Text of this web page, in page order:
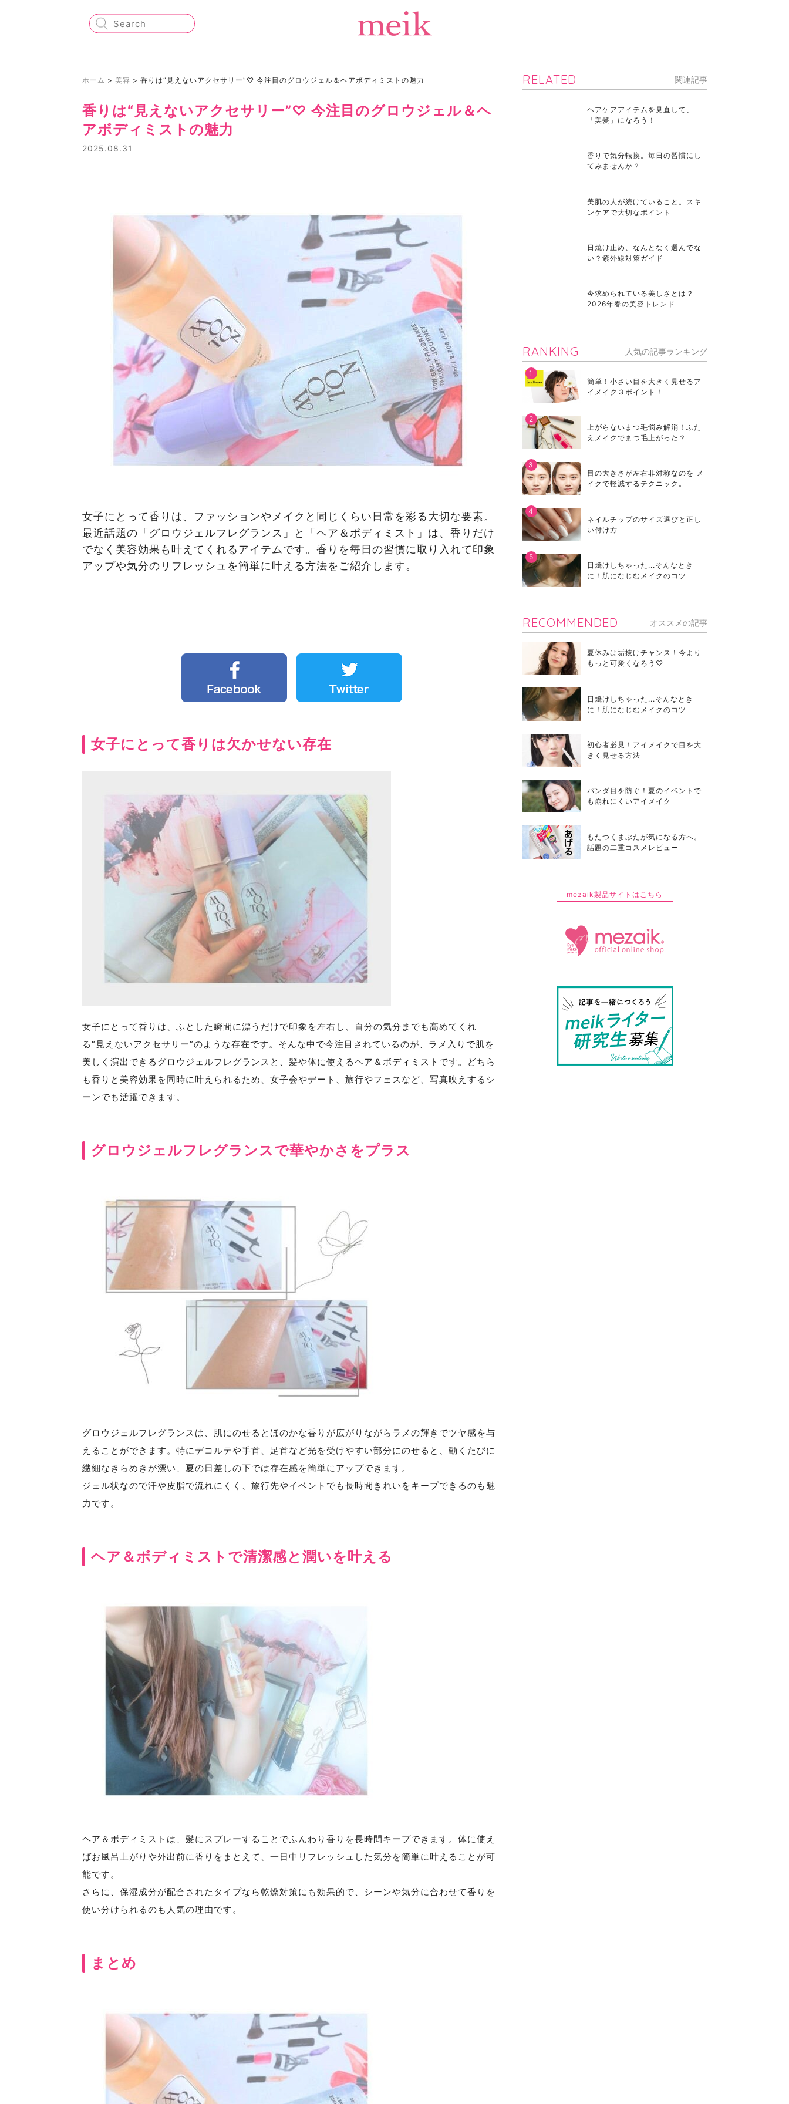
ホーム > 美容 > 香りは“見えないアクセサリー”♡ 今注目のグロウジェル＆ヘアボディミストの魅力
香りは“見えないアクセサリー”♡ 今注目のグロウジェル＆ヘ
アボディミストの魅力
2025.08.31
女子にとって香りは、ファッションやメイクと同じくらい日常を彩る大切な要素。
最近話題の「グロウジェルフレグランス」と「ヘア＆ボディミスト」は、香りだけ
でなく美容効果も叶えてくれるアイテムです。香りを毎日の習慣に取り入れて印象
アップや気分のリフレッシュを簡単に叶える方法をご紹介します。
女子にとって香りは欠かせない存在
女子にとって香りは、ふとした瞬間に漂うだけで印象を左右し、自分の気分までも高めてくれ
る“見えないアクセサリー”のような存在です。そんな中で今注目されているのが、ラメ入りで肌を
美しく演出できるグロウジェルフレグランスと、髪や体に使えるヘア＆ボディミストです。どちら
も香りと美容効果を同時に叶えられるため、女子会やデート、旅行やフェスなど、写真映えするシ
ーンでも活躍できます。
グロウジェルフレグランスで華やかさをプラス
グロウジェルフレグランスは、肌にのせるとほのかな香りが広がりながらラメの輝きでツヤ感を与
えることができます。特にデコルテや手首、足首など光を受けやすい部分にのせると、動くたびに
繊細なきらめきが漂い、夏の日差しの下では存在感を簡単にアップできます。
ジェル状なので汗や皮脂で流れにくく、旅行先やイベントでも長時間きれいをキープできるのも魅
力です。
ヘア＆ボディミストで清潔感と潤いを叶える
ヘア＆ボディミストは、髪にスプレーすることでふんわり香りを長時間キープできます。体に使え
ばお風呂上がりや外出前に香りをまとえて、一日中リフレッシュした気分を簡単に叶えることが可
能です。
さらに、保湿成分が配合されたタイプなら乾燥対策にも効果的で、シーンや気分に合わせて香りを
使い分けられるのも人気の理由です。
まとめ
RELATED 関連記事
ヘアケアアイテムを見直して、
「美髪」になろう！
香りで気分転換。毎日の習慣にし
てみませんか？
美肌の人が続けていること。スキ
ンケアで大切なポイント
日焼け止め、なんとなく選んでな
い？紫外線対策ガイド
今求められている美しさとは？
2026年春の美容トレンド
RANKING 人気の記事ランキング
簡単！小さい目を大きく見せるア
イメイク３ポイント！
上がらないまつ毛悩み解消！ふた
えメイクでまつ毛上がった？
目の大きさが左右非対称なのを メ
イクで軽減するテクニック。
ネイルチップのサイズ選びと正し
い付け方
日焼けしちゃった...そんなとき
に！肌になじむメイクのコツ
RECOMMENDED オススメの記事
夏休みは垢抜けチャンス！今より
もっと可愛くなろう♡
日焼けしちゃった...そんなとき
に！肌になじむメイクのコツ
初心者必見！アイメイクで目を大
きく見せる方法
パンダ目を防ぐ！夏のイベントで
も崩れにくいアイメイク
もたつくまぶたが気になる方へ。
話題の二重コスメレビュー
mezaik製品サイトはこちら